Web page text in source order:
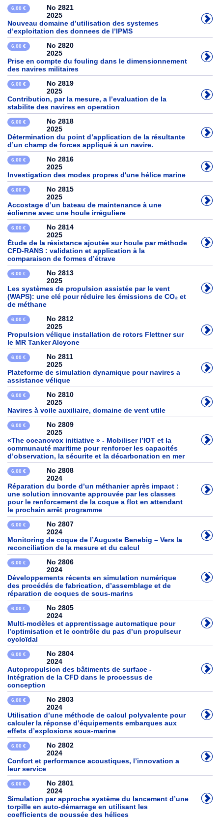
6,00 €
No 2821
2025
Nouveau domaine d’utilisation des systemes
d’exploitation des donnees de l’IPMS
6,00 €
No 2820
2025
Prise en compte du fouling dans le dimensionnement
des navires militaires
6,00 €
No 2819
2025
Contribution, par la mesure, a l’evaluation de la
stabilite des navires en operation
6,00 €
No 2818
2025
Détermination du point d’application de la résultante
d’un champ de forces appliqué à un navire.
6,00 €
No 2816
2025
Investigation des modes propres d'une hélice marine
6,00 €
No 2815
2025
Accostage d’un bateau de maintenance à une
éolienne avec une houle irréguliere
6,00 €
No 2814
2025
Étude de la résistance ajoutée sur houle par méthode
CFD-RANS : validation et application à la
comparaison de formes d’étrave
6,00 €
No 2813
2025
Les systèmes de propulsion assistée par le vent
(WAPS): une clé pour réduire les émissions de CO₂ et
de méthane
6,00 €
No 2812
2025
Propulsion vélique installation de rotors Flettner sur
le MR Tanker Alcyone
6,00 €
No 2811
2025
Plateforme de simulation dynamique pour navires a
assistance vélique
6,00 €
No 2810
2025
Navires à voile auxiliaire, domaine de vent utile
6,00 €
No 2809
2025
«The oceanovox initiative » - Mobiliser l’IOT et la
communauté maritime pour renforcer les capacités
d’observation, la sécurite et la décarbonation en mer
6,00 €
No 2808
2024
Réparation du borde d’un méthanier après impact :
une solution innovante approuvée par les classes
pour le renforcement de la coque a flot en attendant
le prochain arrêt programme
6,00 €
No 2807
2024
Monitoring de coque de l’Auguste Benebig – Vers la
reconciliation de la mesure et du calcul
6,00 €
No 2806
2024
Développements récents en simulation numérique
des procédés de fabrication, d’assemblage et de
réparation de coques de sous-marins
6,00 €
No 2805
2024
Multi-modèles et apprentissage automatique pour
l’optimisation et le contrôle du pas d’un propulseur
cycloïdal
6,00 €
No 2804
2024
Autopropulsion des bâtiments de surface -
Intégration de la CFD dans le processus de
conception
6,00 €
No 2803
2024
Utilisation d’une méthode de calcul polyvalente pour
calculer la réponse d’équipements embarques aux
effets d’explosions sous-marine
6,00 €
No 2802
2024
Confort et performance acoustiques, l’innovation a
leur service
6,00 €
No 2801
2024
Simulation par approche système du lancement d’une
torpille en auto-démarrage en utilisant les
coefficients de poussée des hélices